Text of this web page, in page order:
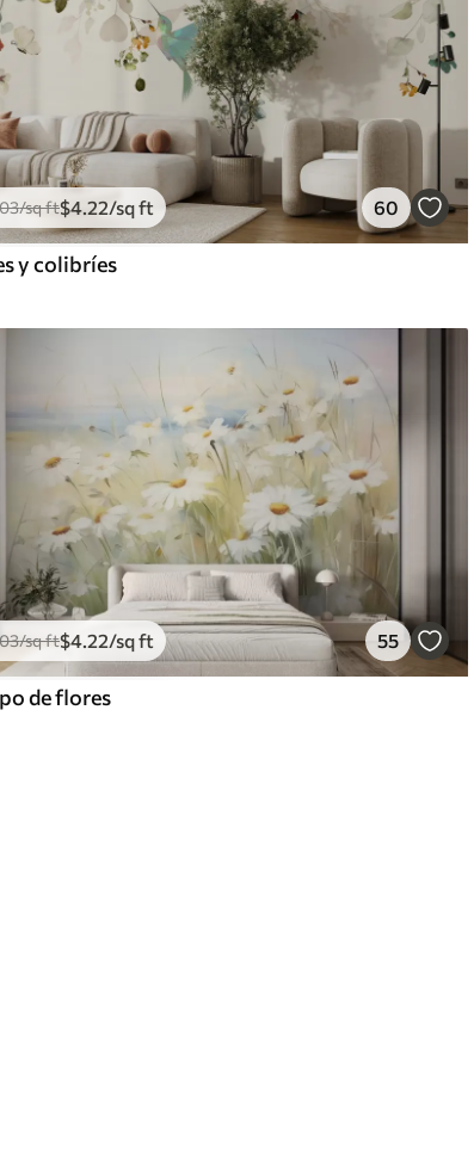
/sq ft$4.22/sq ft 60
y colibríes
/sq ft$4 .22/sq ft 55
de flores